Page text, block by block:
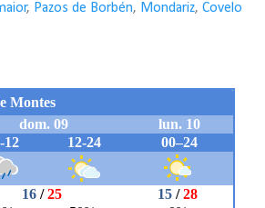
, Pazos de Borbén, Mondariz, Covelo